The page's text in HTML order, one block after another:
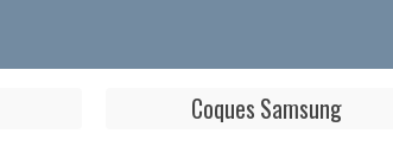
en toute sécurité. Emportez votre
Coques Samsung